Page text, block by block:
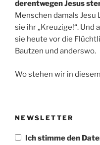
derentwegen Jesus
Menschen damals
sie ihr „Kreuzige!“.
sie heute vor die
Bautzen und anderswo.
Wo stehen wir in
NEWSLETTER
Ich stimme den